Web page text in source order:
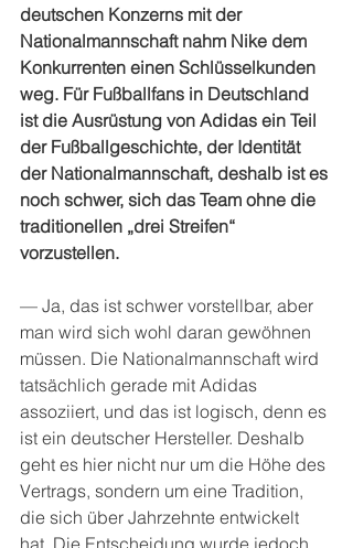
deutschen Konzerns mit der
Nationalmannschaft nahm Nike dem
Konkurrenten einen Schlüsselkunden
weg. Für Fußballfans in Deutschland
ist die Ausrüstung von Adidas ein Teil
der Fußballgeschichte, der Identität
der Nationalmannschaft, deshalb ist es
noch schwer, sich das Team ohne die
traditionellen „drei Streifen“
vorzustellen.
— Ja, das ist schwer vorstellbar, aber
man wird sich wohl daran gewöhnen
müssen. Die Nationalmannschaft wird
tatsächlich gerade mit Adidas
assoziiert, und das ist logisch, denn es
ist ein deutscher Hersteller. Deshalb
geht es hier nicht nur um die Höhe des
Vertrags, sondern um eine Tradition,
die sich über Jahrzehnte entwickelt
hat. Die Entscheidung wurde jedoch